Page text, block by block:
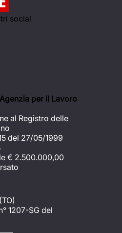
social
per il Lavoro
al Registro delle
del 27/05/1999
€ 2.500.000,00
1207-SG del